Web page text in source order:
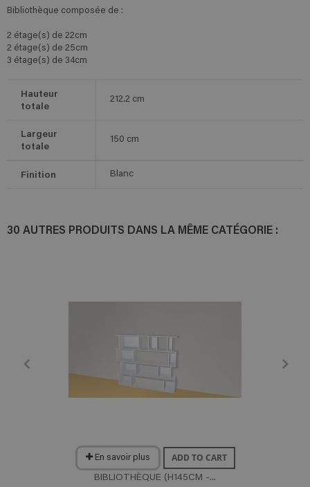
Bibliothèque composée de :
2 étage(s) de 22cm
2 étage(s) de 25cm
3 étage(s) de 34cm
Hauteur
totale
212.2 cm
Largeur
totale
150 cm
Finition Blanc
30 AUTRES PRODUITS DANS LA MÊME CATÉGORIE :
En savoir plus ADD TO CART
BIBLIOTHÈQUE (H145CM -...